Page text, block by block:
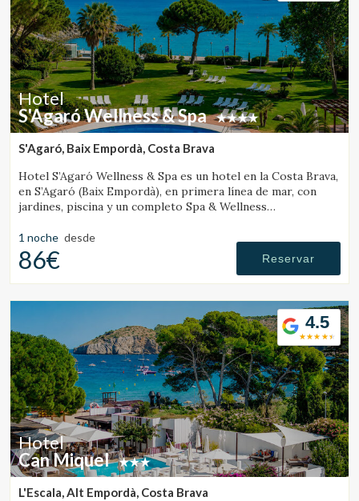
Hotel
S'Agaró Wellness & Spa
S'Agaró, Baix Empordà, Costa Brava
Hotel S’Agaró Wellness & Spa es un hotel en la Costa Brava,
en S’Agaró (Baix Empordà), en primera línea de mar, con
jardines, piscina y un completo Spa & Wellness
1 noche desde
86€ Reservar
4.5
Hotel
Can Miquel
L'Escala, Alt Empordà, Costa Brava